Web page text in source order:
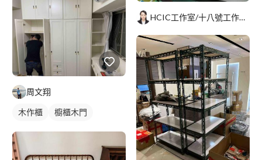
周文翔
木作櫃 櫥櫃木門
HCIC工作室/十八號工作室/Tokoyo保險工作室